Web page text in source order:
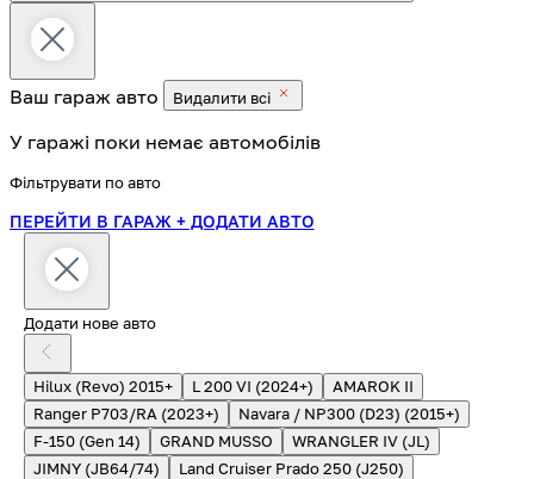
Ваш гараж авто Видалити всі
У гаражі поки немає автомобілів
Фільтрувати по авто
ПЕРЕЙТИ В ГАРАЖ + ДОДАТИ АВТО
Додати нове авто
Hilux (Revo) 2015+ L 200 VI (2024+)
AMAROK II
Ranger P703/RA (2023+)
Navara / NP300 (D23) (2015+)
F-150 (Gen 14)
GRAND MUSSO
WRANGLER IV (JL)
JIMNY (JB64/74)
Land Cruiser Prado 250 (J250)